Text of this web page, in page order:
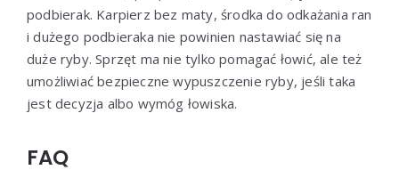
podbierak. Karpierz bez maty, środka do odkażania ran
i dużego podbieraka nie powinien nastawiać się na
duże ryby. Sprzęt ma nie tylko pomagać łowić, ale też
umożliwiać bezpieczne wypuszczenie ryby, jeśli taka
jest decyzja albo wymóg łowiska.
FAQ